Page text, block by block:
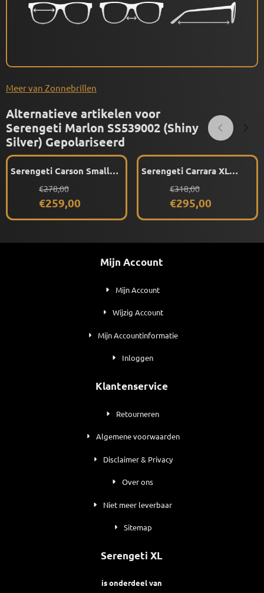
Meer van Zonnebrillen
Alternatieve artikelen voor
Serengeti Marlon SS539002 (Shiny
Silver) Gepolariseerd
Serengeti Carson Small
Gepolariseerd
Van 278,00 voor 259,00
€278,00
€259,00
Serengeti Carrara XL
Gepolariseerd
Van 318,00 voor 295,00
€318,00
€295,00
Mijn Account
Mijn Account
Wijzig Account
Mijn Accountinformatie
Inloggen
Klantenservice
Retourneren
Algemene voorwaarden
Disclaimer & Privacy
Over ons
Niet meer leverbaar
Sitemap
Serengeti XL
is onderdeel van